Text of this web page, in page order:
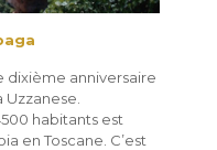
dixième anniversaire
habitants est
en Toscane. C’est